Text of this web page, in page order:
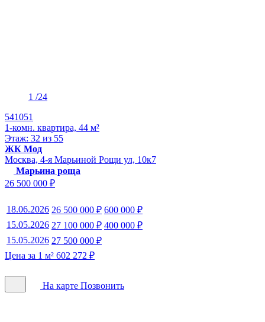
1 /24
541051
1-комн. квартира, 44 м²
Этаж: 32 из 55
ЖК Мод
Москва, 4-я Марьиной Рощи ул, 10к7
Марьина роща
26 500 000 ₽
18.06.2026 26 500 000 ₽ 600 000 ₽
15.05.2026 27 100 000 ₽ 400 000 ₽
15.05.2026 27 500 000 ₽
Цена за 1 м² 602 272 ₽
На карте Позвонить